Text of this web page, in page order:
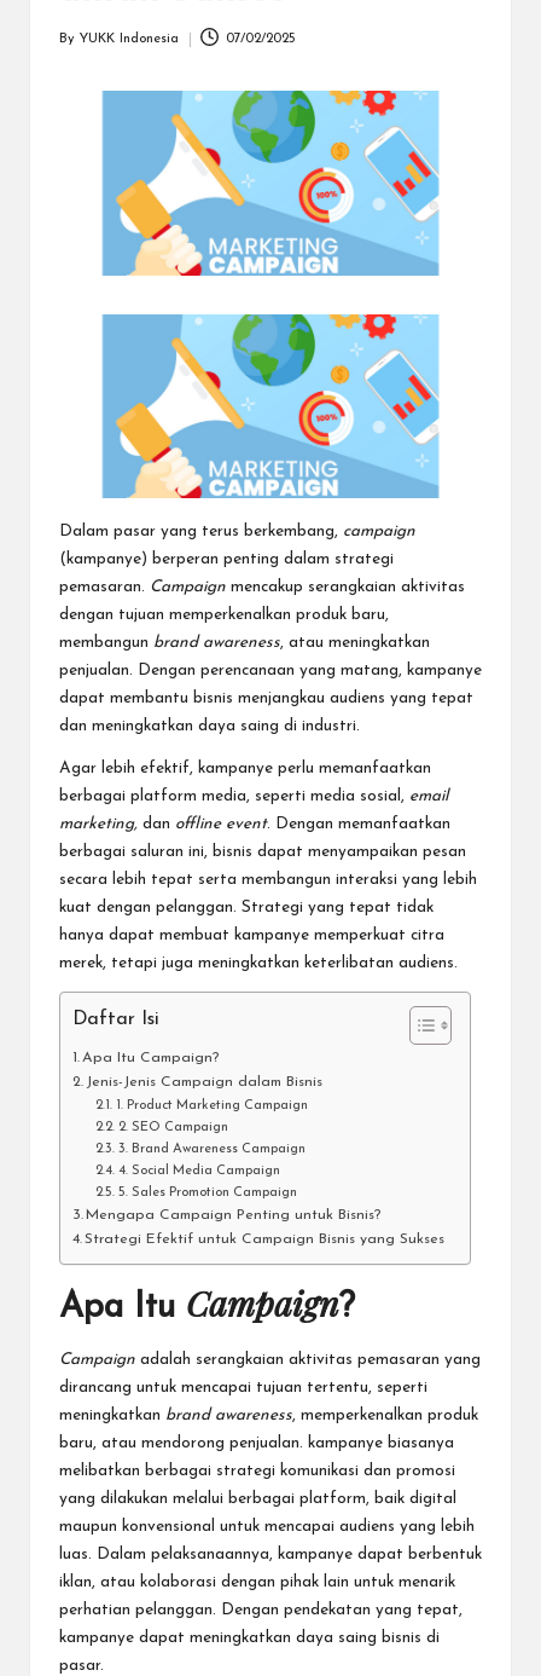
menerima
By YUKK Indonesia 07/02/2025
Dalam pasar yang terus berkembang, campaign
(kampanye) berperan penting dalam strategi
pemasaran. Campaign mencakup serangkaian aktivitas
dengan tujuan memperkenalkan produk baru,
membangun brand awareness, atau meningkatkan
penjualan. Dengan perencanaan yang matang, kampanye
dapat membantu bisnis menjangkau audiens yang tepat
dan meningkatkan daya saing di industri.
Agar lebih efektif, kampanye perlu memanfaatkan
berbagai platform media, seperti media sosial, email
marketing, dan offline event. Dengan memanfaatkan
berbagai saluran ini, bisnis dapat menyampaikan pesan
secara lebih tepat serta membangun interaksi yang lebih
kuat dengan pelanggan. Strategi yang tepat tidak
hanya dapat membuat kampanye memperkuat citra
merek, tetapi juga meningkatkan keterlibatan audiens.
Daftar Isi
Apa Itu Campaign?
Jenis-Jenis Campaign dalam Bisnis
1. Product Marketing Campaign
2. SEO Campaign
3. Brand Awareness Campaign
4. Social Media Campaign
5. Sales Promotion Campaign
Mengapa Campaign Penting untuk Bisnis?
Strategi Efektif untuk Campaign Bisnis yang Sukses
Apa Itu Campaign?
Campaign adalah serangkaian aktivitas pemasaran yang
dirancang untuk mencapai tujuan tertentu, seperti
meningkatkan brand awareness, memperkenalkan produk
baru, atau mendorong penjualan. kampanye biasanya
melibatkan berbagai strategi komunikasi dan promosi
yang dilakukan melalui berbagai platform, baik digital
maupun konvensional untuk mencapai audiens yang lebih
luas. Dalam pelaksanaannya, kampanye dapat berbentuk
iklan, atau kolaborasi dengan pihak lain untuk menarik
perhatian pelanggan. Dengan pendekatan yang tepat,
kampanye dapat meningkatkan daya saing bisnis di
pasar.